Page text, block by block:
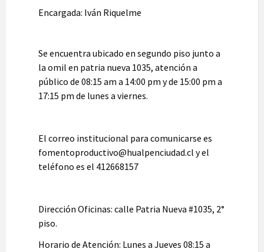
Encargada: Iván Riquelme
Se encuentra ubicado en segundo piso junto a
la omil en patria nueva 1035, atención a
público de 08:15 am a 14:00 pm y de 15:00 pm a
17:15 pm de lunes a viernes.
El correo institucional para comunicarse es
fomentoproductivo@hualpenciudad.cl y el
teléfono es el 412668157
Dirección Oficinas: calle Patria Nueva #1035, 2°
piso.
Horario de Atención: Lunes a Jueves 08:15 a